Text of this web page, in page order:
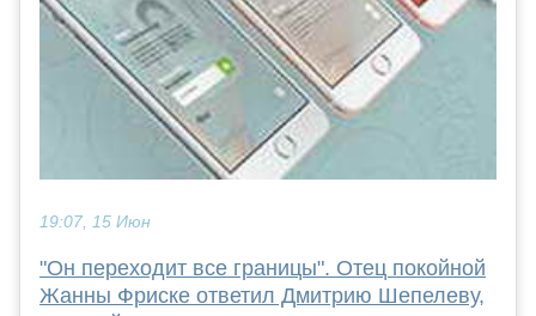
19:07, 15 Июн
"Он переходит все границы". Отец покойной
Жанны Фриске ответил Дмитрию Шепелеву,